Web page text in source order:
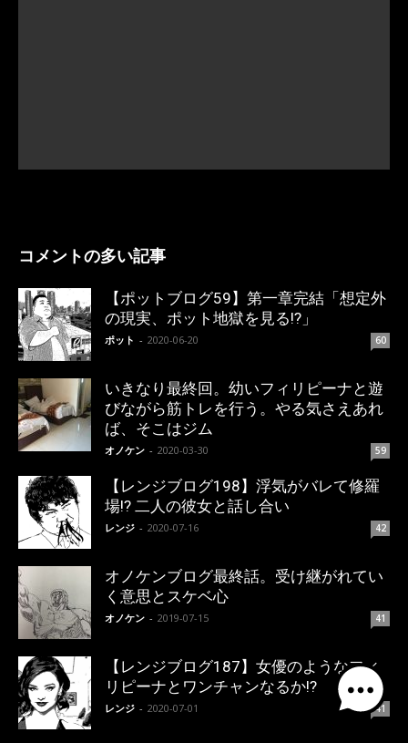
コメントの多い記事
【ポットブログ59】第一章完結「想定外
の現実、ポット地獄を見る!?」
ポット - 2020-06-20 60
いきなり最終回。幼いフィリピーナと遊
びながら筋トレを行う。やる気さえあれ
ば、そこはジム
オノケン - 2020-03-30 59
【レンジブログ198】浮気がバレて修羅
場!? 二人の彼女と話し合い
レンジ - 2020-07-16 42
オノケンブログ最終話。受け継がれてい
く意思とスケベ心
オノケン - 2019-07-15 41
【レンジブログ187】女優のようなフィ
リピーナとワンチャンなるか!?
レンジ - 2020-07-01 41